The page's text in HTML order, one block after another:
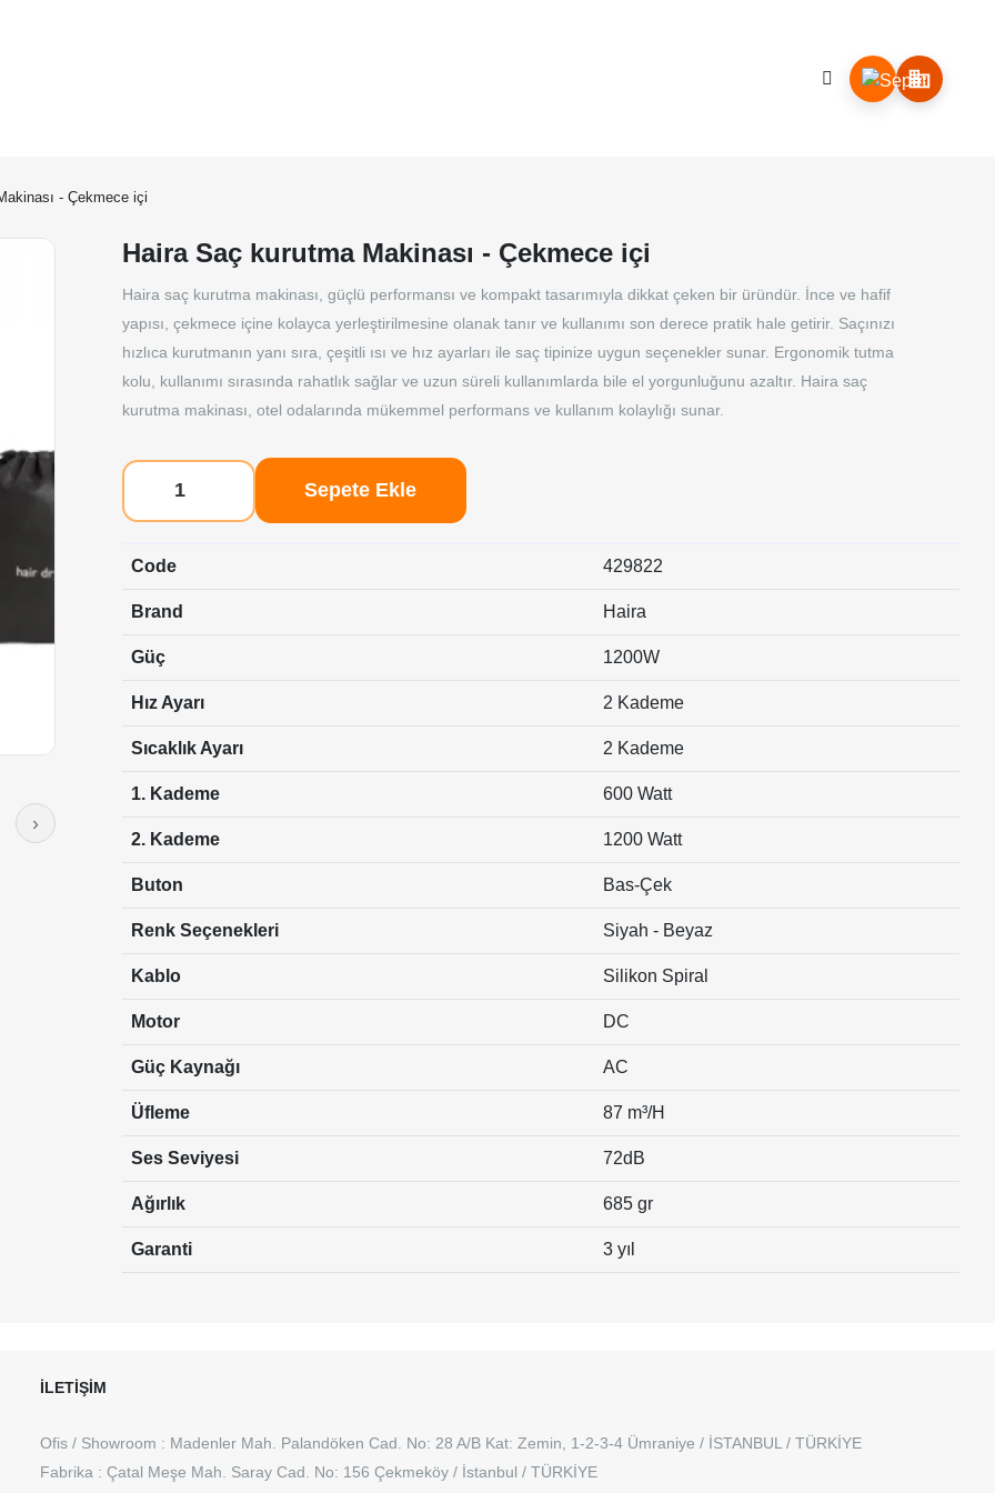
- Çekmece içi
›
Haira Saç kurutma Makinası - Çekmece içi
Haira saç kurutma makinası, güçlü performansı ve kompakt tasarımıyla dikkat çeken bir üründür. İnce ve hafif
yapısı, çekmece içine kolayca yerleştirilmesine olanak tanır ve kullanımı son derece pratik hale getirir. Saçınızı
hızlıca kurutmanın yanı sıra, çeşitli ısı ve hız ayarları ile saç tipinize uygun seçenekler sunar. Ergonomik tutma
kolu, kullanımı sırasında rahatlık sağlar ve uzun süreli kullanımlarda bile el yorgunluğunu azaltır. Haira saç
kurutma makinası, otel odalarında mükemmel performans ve kullanım kolaylığı sunar.
Sepete Ekle
Code 429822
Brand Haira
Güç 1200W
Hız Ayarı 2 Kademe
Sıcaklık Ayarı 2 Kademe
1. Kademe 600 Watt
2. Kademe 1200 Watt
Buton Bas-Çek
Renk Seçenekleri Siyah - Beyaz
Kablo Silikon Spiral
Motor DC
Güç Kaynağı AC
Üfleme 87 m³/H
Ses Seviyesi 72dB
Ağırlık 685 gr
Garanti 3 yıl
İLETİŞİM
Ofis / Showroom : Madenler Mah. Palandöken Cad. No: 28 A/B Kat: Zemin, 1-2-3-4 Ümraniye / İSTANBUL / TÜRKİYE
Fabrika : Çatal Meşe Mah. Saray Cad. No: 156 Çekmeköy / İstanbul / TÜRKİYE